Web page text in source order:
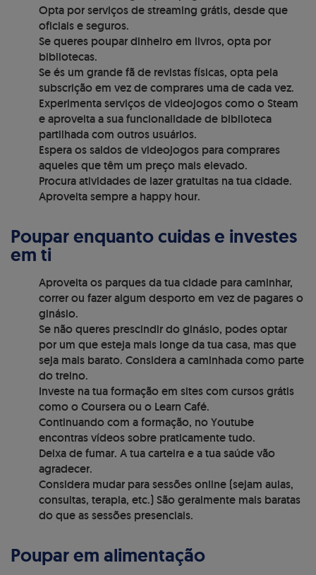
Opta por serviços de streaming grátis, desde que
oficiais e seguros.
Se queres poupar dinheiro em livros, opta por
bibliotecas.
Se és um grande fã de revistas físicas, opta pela
subscrição em vez de comprares uma de cada vez.
Experimenta serviços de videojogos como o Steam
e aproveita a sua funcionalidade de biblioteca
partilhada com outros usuários.
Espera os saldos de videojogos para comprares
aqueles que têm um preço mais elevado.
Procura atividades de lazer gratuitas na tua cidade.
Aproveita sempre a happy hour.
Poupar enquanto cuidas e investes
em ti
Aproveita os parques da tua cidade para caminhar,
correr ou fazer algum desporto em vez de pagares o
ginásio.
Se não queres prescindir do ginásio, podes optar
por um que esteja mais longe da tua casa, mas que
seja mais barato. Considera a caminhada como parte
do treino.
Investe na tua formação em sites com cursos grátis
como o Coursera ou o Learn Café.
Continuando com a formação, no Youtube
encontras vídeos sobre praticamente tudo.
Deixa de fumar. A tua carteira e a tua saúde vão
agradecer.
Considera mudar para sessões online (sejam aulas,
consultas, terapia, etc.) São geralmente mais baratas
do que as sessões presenciais.
Poupar em alimentação